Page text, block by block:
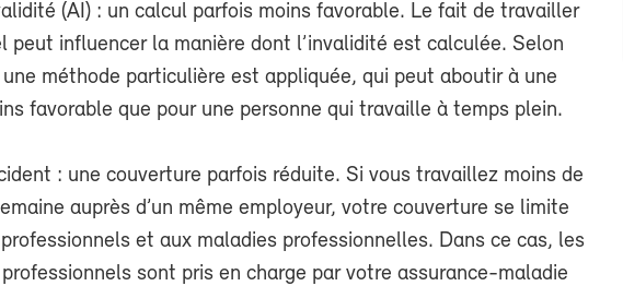
(AI) : un calcul parfois moins favorable. Le fait de travailler
peut influencer la manière dont l’invalidité est calculée. Selon
méthode particulière est appliquée, qui peut aboutir à une
favorable que pour une personne qui travaille à temps plein.
: une couverture parfois réduite. Si vous travaillez moins de
auprès d’un même employeur, votre couverture se limite
et aux maladies professionnelles. Dans ce cas, les
sont pris en charge par votre assurance-maladie